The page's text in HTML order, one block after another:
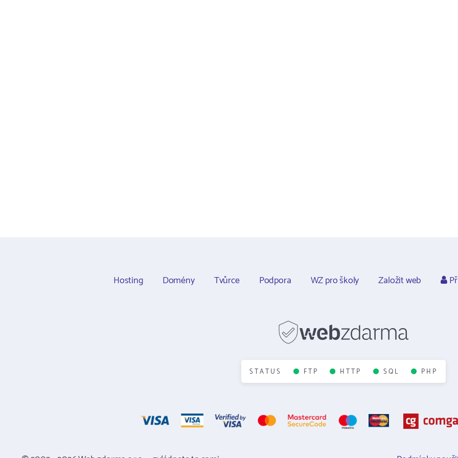
Hosting Domény Tvůrce Podpora WZ pro školy Založit web
STATUS FTP HTTP SQL PHP